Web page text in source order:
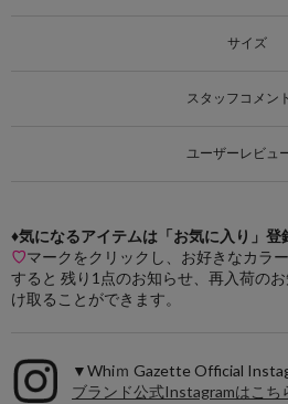
サイズ
スタッフコメン
ユーザーレビュ
♦気になるアイテムは「お気に入り」登
♡マークをクリックし、お好きなカラ
すると 残り1点のお知らせ、再入荷の
け取ることができます。
▼Whiｍ Gazette Official
ブランド公式Instagramはこち